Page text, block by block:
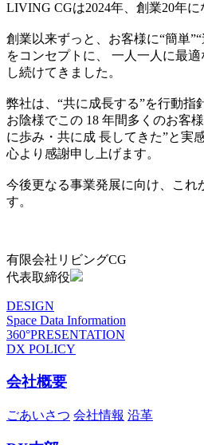
LIVING CGは2024年、創業20年に
創業以来ずっと、お客様に“簡単
をコンセプトに、 一人一人に最
し続けてきました。
弊社は、“共に成長する”を行動指
お陰様でこの 18 年間多くのお客
に歩み・共に成 長してきた”と実
心より感謝申し上げます。
今後更なる事業発展に向け、これ
す。
有限会社リビングCG
代表取締役
DESIGN
Space Data Information
360°PRESENTATION
DX POLICY
会社概要
ごあいさつ 会社情報 沿革